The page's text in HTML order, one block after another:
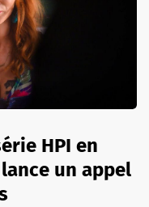
HPI en
un appel